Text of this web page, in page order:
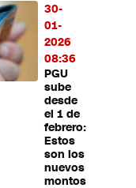
30-
01-
2026
08:36
PGU
sube
desde
el 1 de
febrero:
Estos
son los
nuevos
montos